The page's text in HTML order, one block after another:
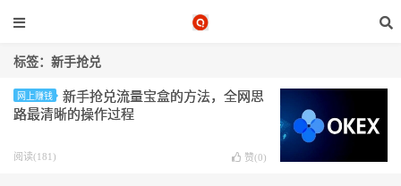
标签：新手抢兑
网上赚钱
新手抢兑流量宝盒的方法，全网思
路最清晰的操作过程
阅读(181) 赞(0)